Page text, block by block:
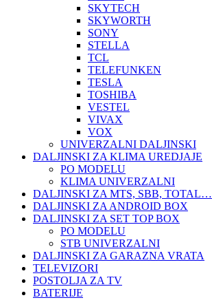
SKYTECH
SKYWORTH
SONY
STELLA
TCL
TELEFUNKEN
TESLA
TOSHIBA
VESTEL
VIVAX
VOX
UNIVERZALNI DALJINSKI
DALJINSKI ZA KLIMA UREDJAJE
PO MODELU
KLIMA UNIVERZALNI
DALJINSKI ZA MTS, SBB, TOTAL…
DALJINSKI ZA ANDROID BOX
DALJINSKI ZA SET TOP BOX
PO MODELU
STB UNIVERZALNI
DALJINSKI ZA GARAZNA VRATA
TELEVIZORI
POSTOLJA ZA TV
BATERIJE